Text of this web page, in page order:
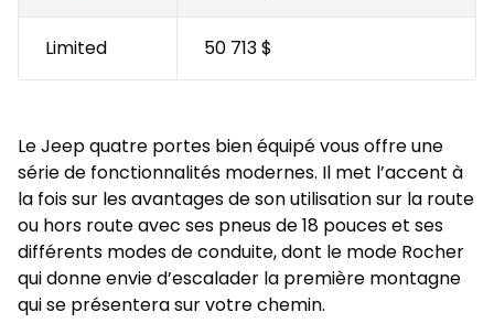
Limited 50 713 $
Le Jeep quatre portes bien équipé vous offre une
série de fonctionnalités modernes. Il met l’accent à
la fois sur les avantages de son utilisation sur la route
ou hors route avec ses pneus de 18 pouces et ses
différents modes de conduite, dont le mode Rocher
qui donne envie d’escalader la première montagne
qui se présentera sur votre chemin.